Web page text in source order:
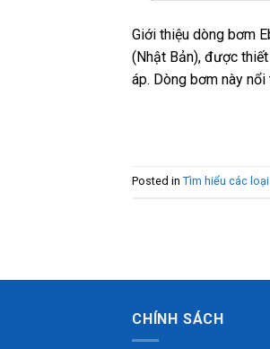
Giới thiệu dòng bơm
(Nhật Bản), được
áp. Dòng bơm này
Posted in Tìm hiểu các
CHÍNH SÁCH